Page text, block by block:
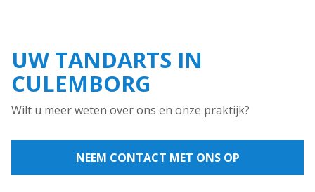
UW TANDARTS IN
CULEMBORG
Wilt u meer weten over ons en onze praktijk?
NEEM CONTACT MET ONS OP